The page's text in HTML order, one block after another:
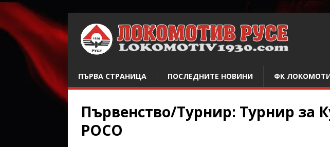
ПЪРВА СТРАНИЦА ПОСЛЕДНИТЕ НОВИНИ ФК
Първенство/Турнир: Турнир за
РОСО